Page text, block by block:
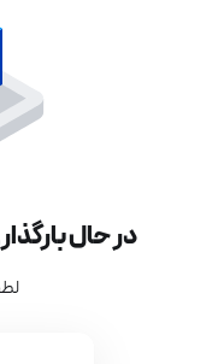
در حال